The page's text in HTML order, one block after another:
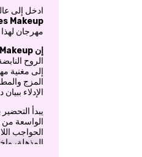
ادخل إلى
Makeup
مهرجان لهذا
إن Festival Vibes Makeup
الروح
المزج
الإدلاء
يبدأ التحضير
الواسعة من
الحواجب
المذهلة،